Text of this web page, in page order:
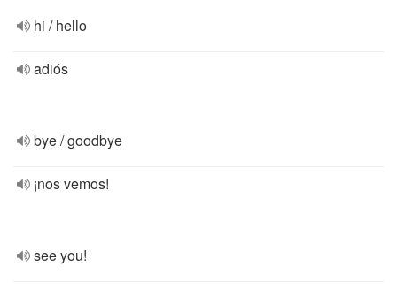
hi / hello
adiós
bye / goodbye
¡nos vemos!
see you!